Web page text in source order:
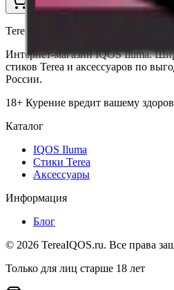
В корзину
TereaIQOS.ru
Интернет-магазин IQOS Iluma.
стиков Terea и аксессуаров по
России.
18+ Курение вредит вашему
Каталог
IQOS Iluma
Стики Terea
Аксессуары
Информация
Блог
© 2026 TereaIQOS.ru. Все права
Только для лиц старше 18 лет